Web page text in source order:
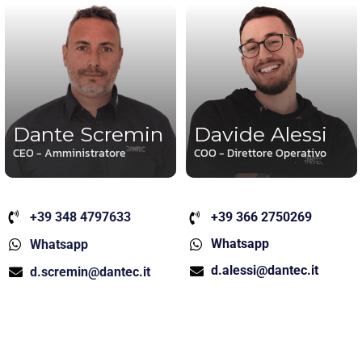
Dante Scremin
CEO - Amministratore
+39 348 4797633
Whatsapp
d.scremin@dantec.it
Davide Alessi
COO - Direttore Operativo
+39 366 2750269
Whatsapp
d.alessi@dantec.it